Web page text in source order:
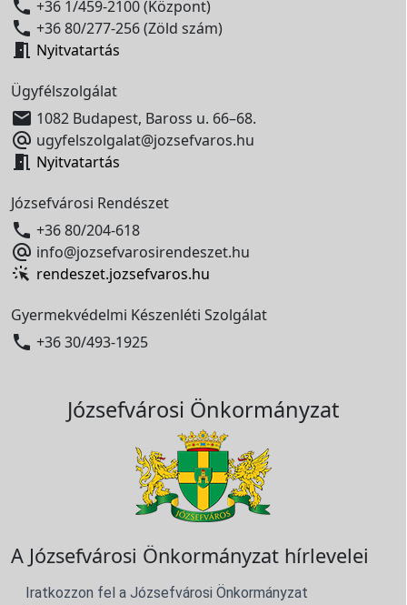
 +36 1/459-2100 (Központ)
 +36 80/277-256 (Zöld szám)
 Nyitvatartás
Ügyfélszolgálat
 1082 Budapest, Baross u. 66–68.
 ugyfelszolgalat@jozsefvaros.hu
 Nyitvatartás
Józsefvárosi Rendészet
 +36 80/204-618
 info@jozsefvarosirendeszet.hu
rendeszet.jozsefvaros.hu
Gyermekvédelmi Készenléti Szolgálat
 +36 30/493-1925
Józsefvárosi Önkormányzat
A Józsefvárosi Önkormányzat hírlevelei
Iratkozzon fel a Józsefvárosi Önkormányzat